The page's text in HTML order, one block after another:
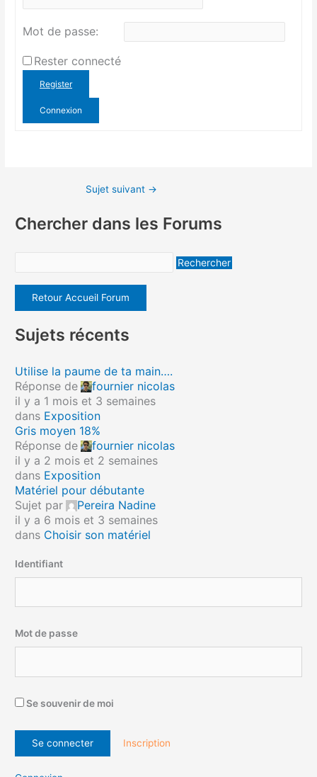
Mot de passe:
Rester connecté
Register
Connexion
Sujet suivant →
Chercher dans les Forums
Retour Accueil Forum
Sujets récents
Utilise la paume de ta main….
Réponse de
fournier nicolas
il y a 1 mois et 3 semaines
dans Exposition
Gris moyen 18%
Réponse de
fournier nicolas
il y a 2 mois et 2 semaines
dans Exposition
Matériel pour débutante
Sujet par
Pereira Nadine
il y a 6 mois et 3 semaines
dans Choisir son matériel
Identifiant
Mot de passe
Se souvenir de moi
Inscription